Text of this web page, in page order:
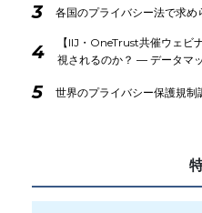
3 各国のプライバシー法で求
4
【IIJ・OneTrust共催ウェビ
視されるのか？ ― データマ
5 世界のプライバシー保護規制